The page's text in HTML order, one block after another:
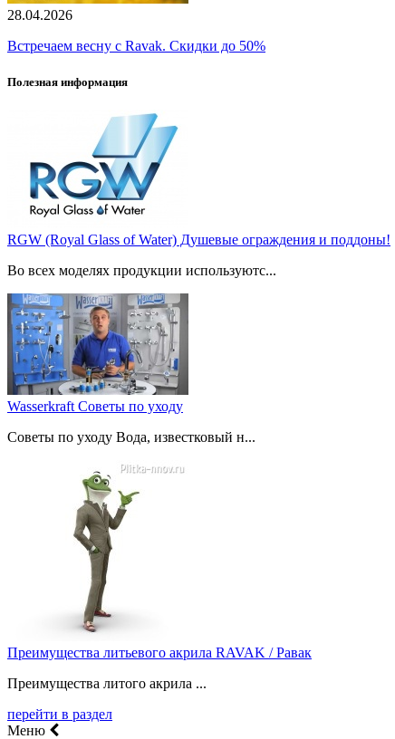
28.04.2026
Встречаем весну с Ravak. Скидки до 50%
Полезная информация
RGW (Royal Glass of Water) Душевые ограждения и поддоны!
Во всех моделях продукции используютс...
Wasserkraft Советы по уходу
Советы по уходу Вода, известковый н...
Преимущества литьевого акрила RAVAK / Равак
Преимущества литого акрила ...
перейти в раздел
Меню